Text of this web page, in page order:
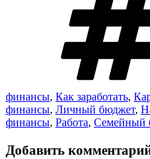
финансы, Как заработать,
финансы, Личный бюджет,
финансы, Работа, Семейный
Добавить